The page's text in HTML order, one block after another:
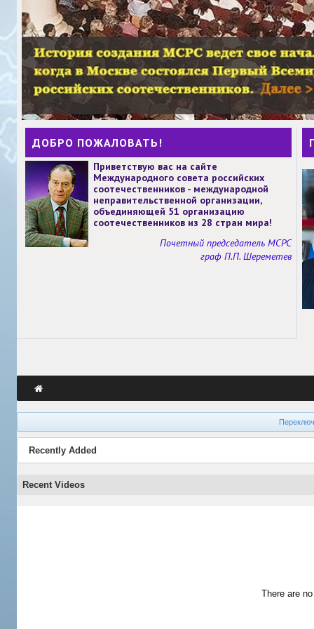
ДОБРО ПОЖАЛОВАТЬ!
Приветствую вас на сайте
Международного совета российских
соотечественников - международной
неправительственной организации,
объединяющей 51 организацию
соотечественников из 28 стран мира!
Почетный председатель МСРС
граф П.П. Шереметев
Recently Added
Recent Videos
There are